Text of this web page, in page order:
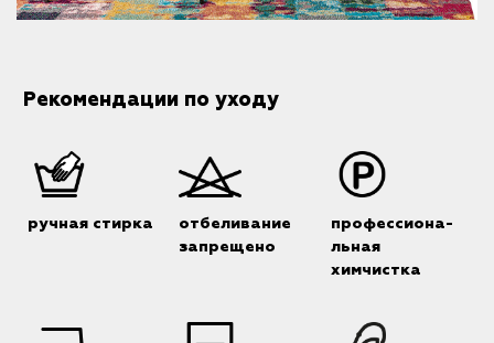
Рекомендации по уходу
ручная стирка
отбеливание
запрещено
профессиона-
льная
химчистка